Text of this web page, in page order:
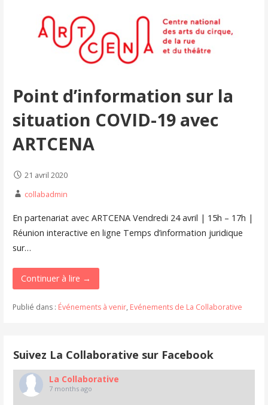
Point d’information sur la
situation COVID-19 avec
ARTCENA
21 avril 2020
collabadmin
En partenariat avec ARTCENA Vendredi 24 avril | 15h – 17h |
Réunion interactive en ligne Temps d’information juridique
sur…
Continuer à lire →
Publié dans : Événements à venir, Evénements de La Collaborative
Suivez La Collaborative sur Facebook
La Collaborative
7 months ago